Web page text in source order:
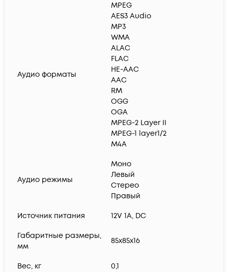
Аудио форматы
MPEG
AES3 Audio
MP3
WMA
ALAC
FLAC
HE-AAC
AAC
RM
OGG
OGA
MPEG-2 Layer II
MPEG-1 layer1/2
M4A
Аудио режимы
Моно
Левый
Стерео
Правый
Источник питания 12V 1A, DC
Габаритные размеры,
мм
85x85x16
Вес, кг 0,1